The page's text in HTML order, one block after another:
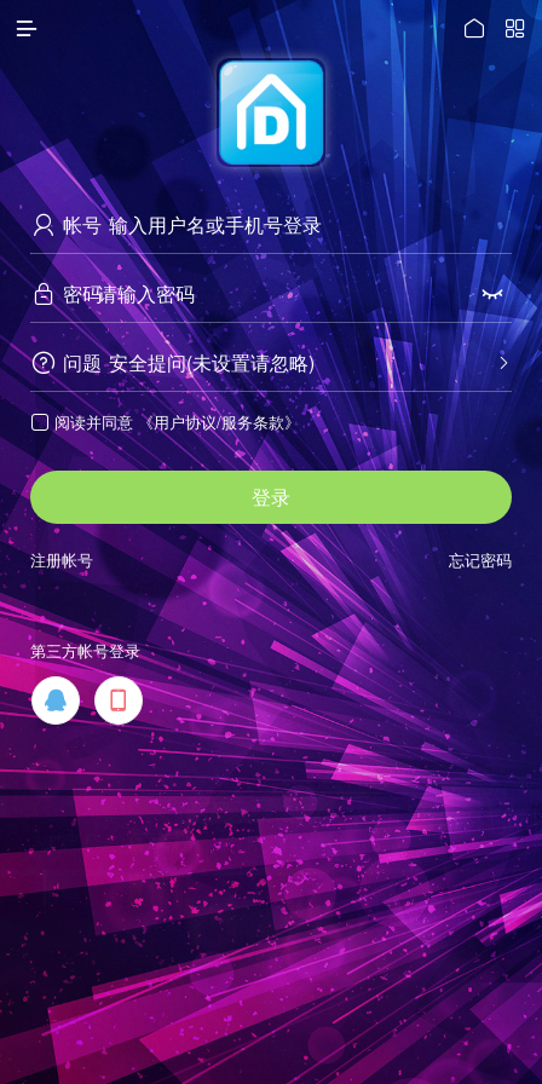
 

 帐号
 密码 
 问题 
安全提问(未设置请忽略)
 阅读并同意 《用户协议/服务条款》
登录
忘记密码
注册帐号
第三方帐号登录
 